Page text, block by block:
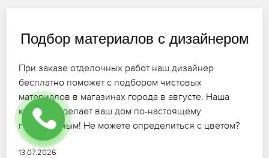
Подбор материалов с дизайнером
При заказе отделочных работ наш дизайнер
бесплатно поможет с подбором чистовых
материалов в магазинах города в августе. Наша
команда сделает ваш дом по-настоящему
гармоничным! Не можете определиться с цветом?
13.07.2026